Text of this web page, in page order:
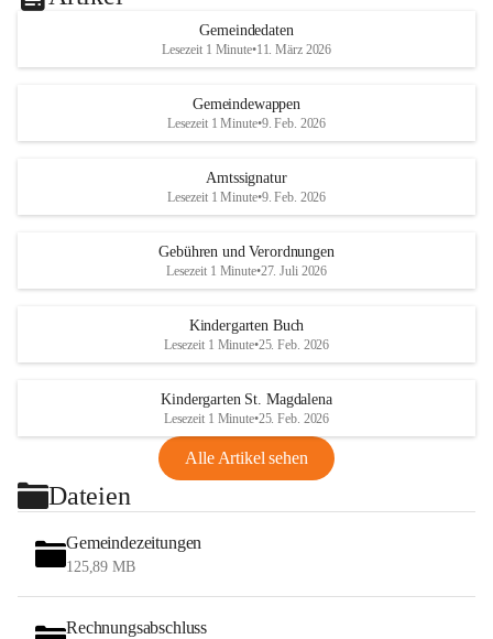
Gemeindedaten
Lesezeit 1 Minute•11. März 2026
Gemeindewappen
Lesezeit 1 Minute•9. Feb. 2026
Amtssignatur
Lesezeit 1 Minute•9. Feb. 2026
Gebühren und Verordnungen
Lesezeit 1 Minute•27. Juli 2026
Kindergarten Buch
Lesezeit 1 Minute•25. Feb. 2026
Kindergarten St. Magdalena
Lesezeit 1 Minute•25. Feb. 2026
Alle Artikel sehen
Dateien
Gemeindezeitungen
125,89 MB
Rechnungsabschluss